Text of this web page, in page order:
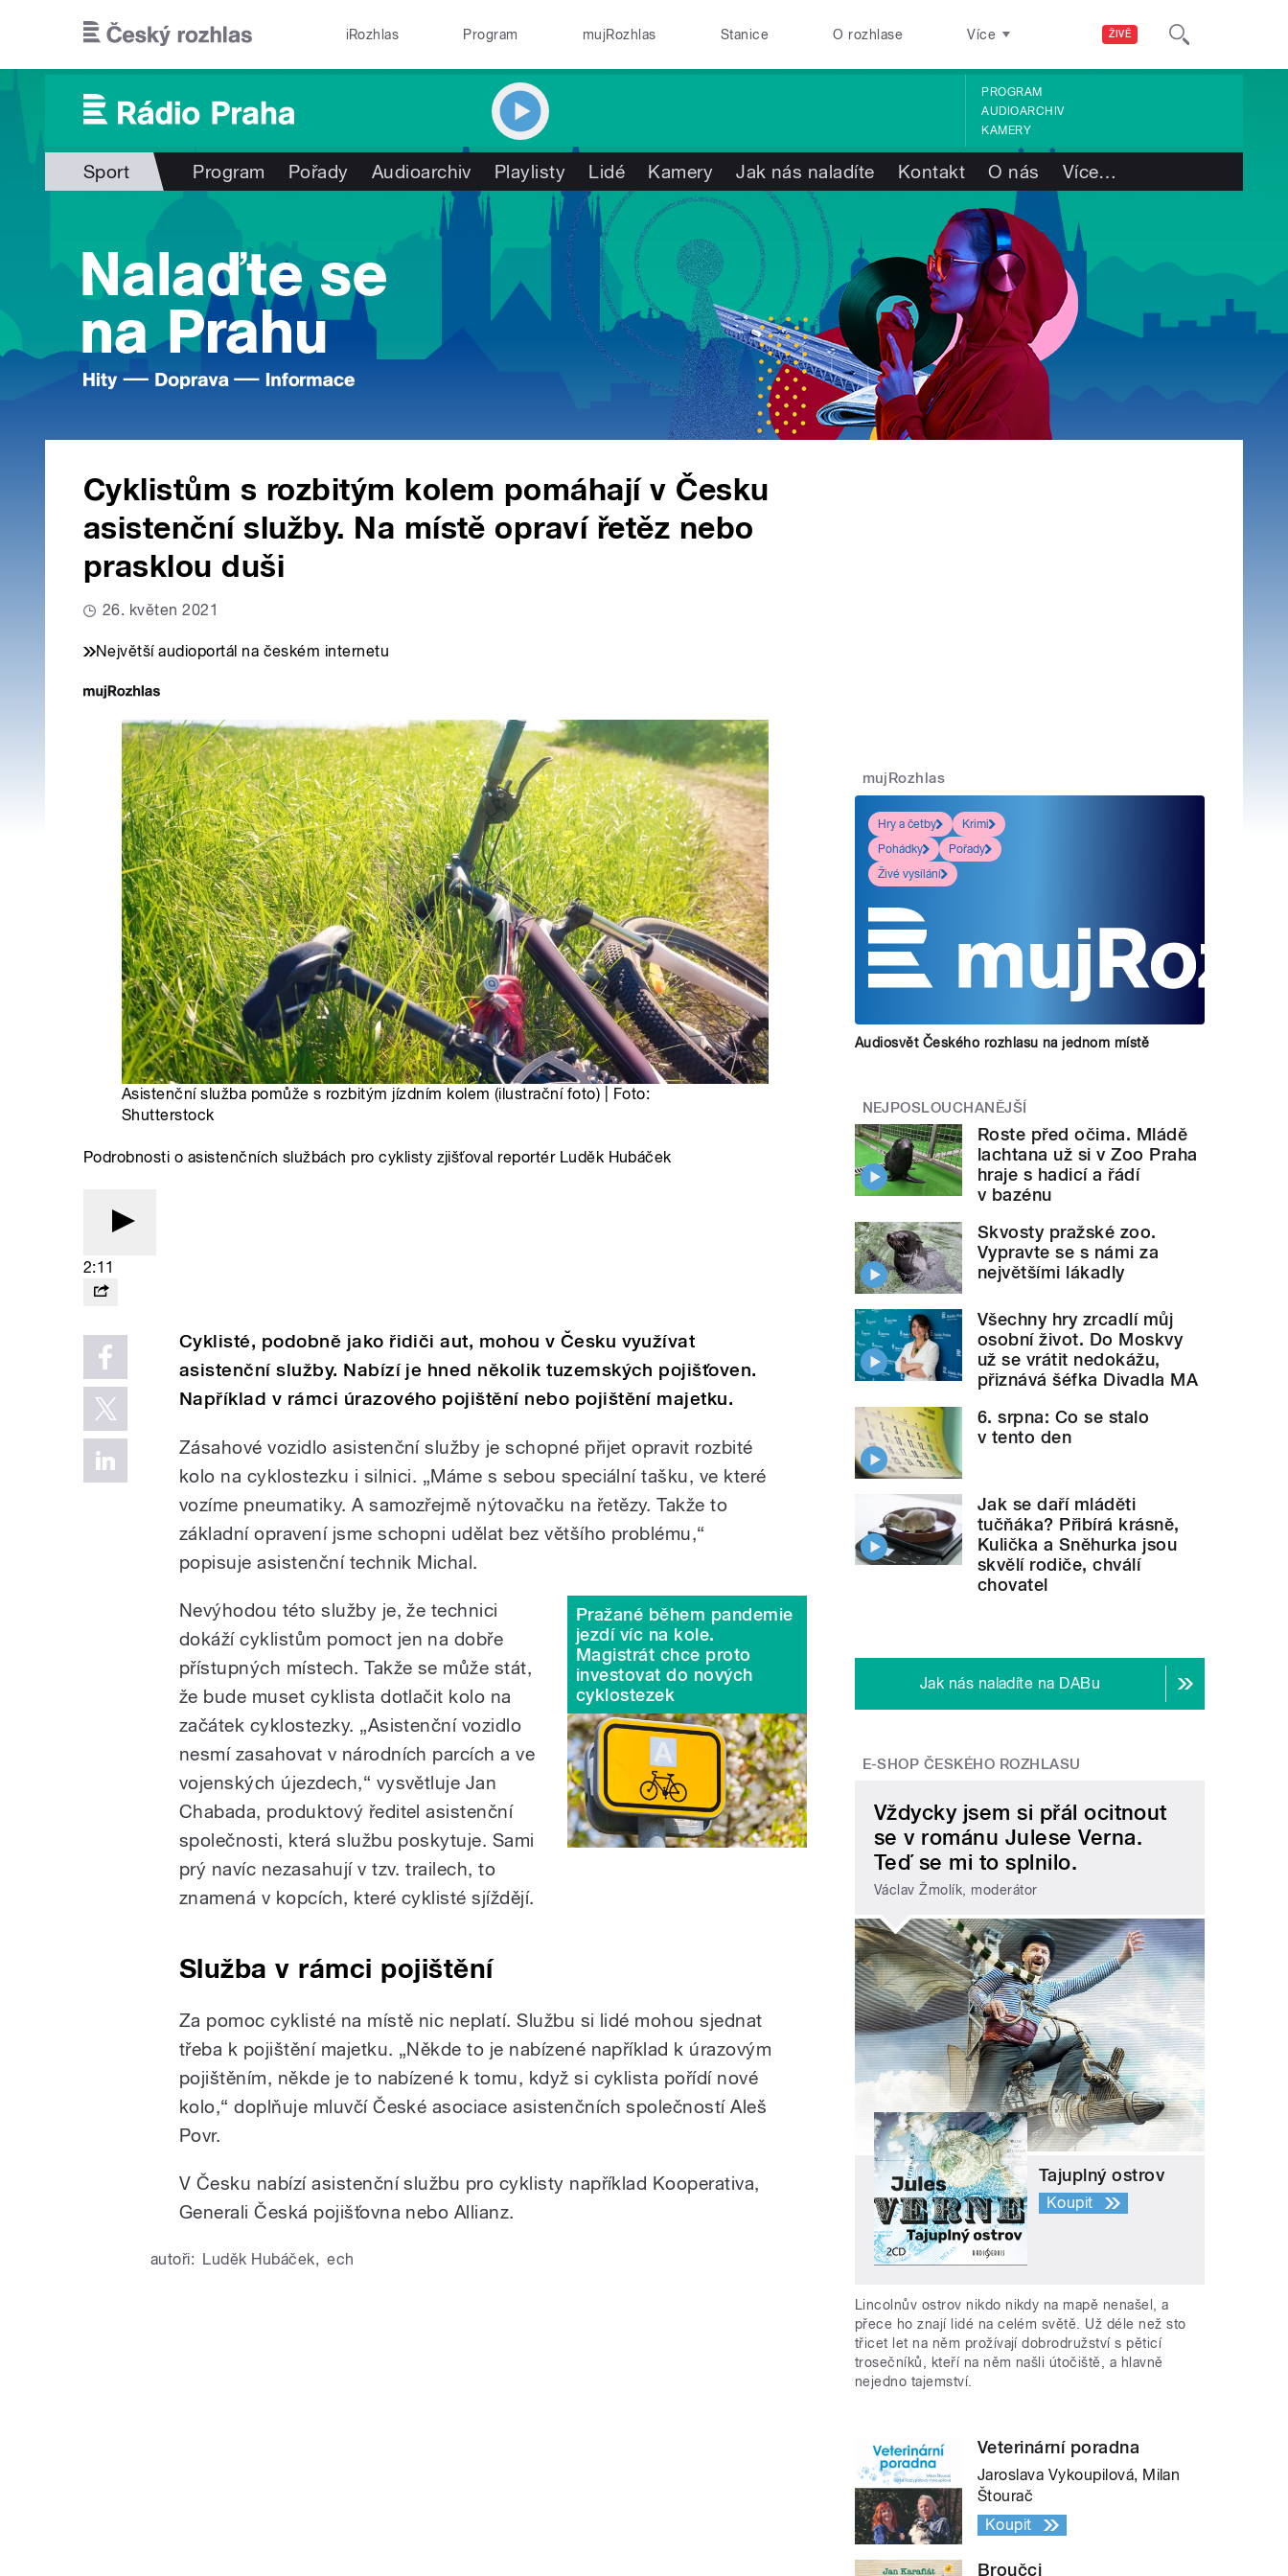
ŽIVĚ
iRozhlas Program mujRozhlas Stanice O rozhlase Více
PROGRAM
AUDIOARCHIV
KAMERY
Sport Program Pořady Audioarchiv Playlisty Lidé Kamery Jak nás naladíte Kontakt O nás Více…
Cyklistům s rozbitým kolem pomáhají v Česku
asistenční služby. Na místě opraví řetěz nebo
prasklou duši
26. květen 2021
Největší audioportál na českém internetu
Asistenční služba pomůže s rozbitým jízdním kolem (ilustrační foto) | Foto:
Shutterstock
Podrobnosti o asistenčních službách pro cyklisty zjišťoval reportér Luděk Hubáček
2:11
Cyklisté, podobně jako řidiči aut, mohou v Česku využívat
asistenční služby. Nabízí je hned několik tuzemských pojišťoven.
Například v rámci úrazového pojištění nebo pojištění majetku.
Zásahové vozidlo asistenční služby je schopné přijet opravit rozbité
kolo na cyklostezku i silnici. „Máme s sebou speciální tašku, ve které
vozíme pneumatiky. A samozřejmě nýtovačku na řetězy. Takže to
základní opravení jsme schopni udělat bez většího problému,“
popisuje asistenční technik Michal.
Pražané během pandemie
jezdí víc na kole.
Magistrát chce proto
investovat do nových
cyklostezek
Nevýhodou této služby je, že technici
dokážícyklistům pomoct jen na dobře
přístupných místech. Takže se může stát,
že bude muset cyklista dotlačit kolo na
začátek cyklostezky. „Asistenční vozidlo
nesmí zasahovat v národních parcích a ve
vojenských újezdech,“ vysvětluje Jan
Chabada, produktový ředitel asistenční
společnosti, která službu poskytuje. Sami
prý navíc nezasahují v tzv. trailech, to
znamená v kopcích, které cyklisté sjíždějí.
Služba v rámci pojištění
Za pomoc cyklisté na místě nic neplatí. Službu si lidé mohou sjednat
třeba k pojištění majetku. „Někde to je nabízené například k úrazovým
pojištěním, někde je to nabízené k tomu, když si cyklista pořídí nové
kolo,“ doplňuje mluvčí České asociace asistenčních společností Aleš
Povr.
V Česku nabízí asistenční službu pro cyklisty například Kooperativa,
Generali Česká pojišťovna nebo Allianz.
autoři: Luděk Hubáček, ech
mujRozhlas
Hry a četby
Krimi
Pohádky
Pořady
Živé vysílání
Audiosvět Českého rozhlasu na jednom místě
NEJPOSLOUCHANĚJŠÍ
Roste před očima. Mládě
lachtana už si v Zoo Praha
hraje s hadicí a řádí
v bazénu
Skvosty pražské zoo.
Vypravte se s námi za
největšími lákadly
Všechny hry zrcadlí můj
osobní život. Do Moskvy
už se vrátit nedokážu,
přiznává šéfka Divadla MA
6. srpna: Co se stalo
v tento den
Jak se daří mláděti
tučňáka? Přibírá krásně,
Kulička a Sněhurka jsou
skvělí rodiče, chválí
chovatel
Jak nás naladíte na DABu
E-SHOP ČESKÉHO ROZHLASU
Vždycky jsem si přál ocitnout
se v románu Julese Verna.
Teď se mi to splnilo.
Václav Žmolík, moderátor
Tajuplný ostrov
Koupit
Lincolnův ostrov nikdo nikdy na mapě nenašel, a
přece ho znají lidé na celém světě. Už déle než sto
třicet let na něm prožívají dobrodružství s pěticí
trosečníků, kteří na něm našli útočiště, a hlavně
nejedno tajemství.
Veterinární poradna
Jaroslava Vykoupilová, Milan
Štourač
Koupit
Broučci